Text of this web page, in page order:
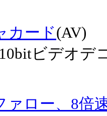
カード(AV)
ビデオデ
ァロー、8倍